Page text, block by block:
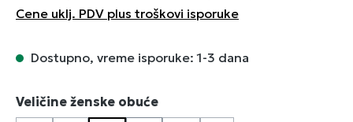
Cene uklj. PDV plus troškovi isporuke
Dostupno, vreme isporuke: 1-3 dana
Izaberi
Veličine ženske obuće